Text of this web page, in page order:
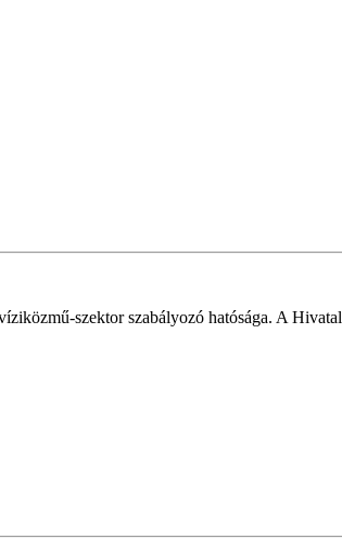
szektor szabályozó hatósága. A